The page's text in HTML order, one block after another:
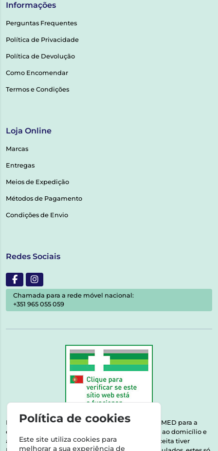
Informações
Perguntas Frequentes
Política de Privacidade
Política de Devolução
Como Encomendar
Termos e Condições
Loja Online
Marcas
Entregas
Meios de Expedição
Métodos de Pagamento
Condições de Envio
Redes Sociais
Chamada para a rede móvel nacional:
+351 965 055 059
Esta farmácia encontra-se autorizada pelo INFARMED para a
dispensa de medicamentos e produtos de saúde ao domicílio e
através da internet. Medicamentos | Se na sua receita tiver
Política de cookies
Este site utiliza cookies para
melhorar a sua experiência de